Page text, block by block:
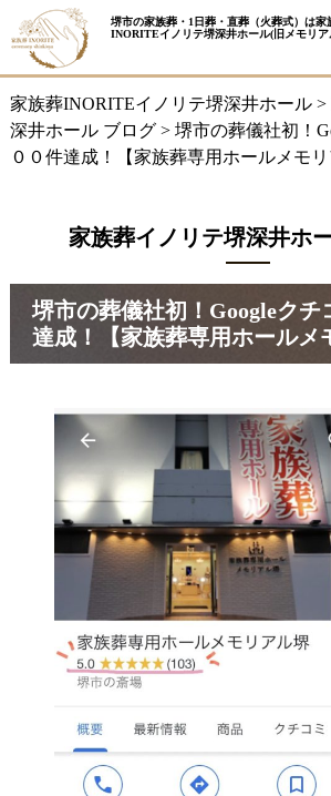
堺市の家族葬・1日葬・直葬（火葬式）は家
INORITEイノリテ堺深井ホール(旧メモリア
家族葬INORITEイノリテ堺深井ホール>
深井ホール ブログ> 堺市の葬儀社初！
００件達成！【家族葬専用ホールメモリ
家族葬イノリテ堺深井ホ
堺市の葬儀社初！Googleクチ
達成！【家族葬専用ホールメ